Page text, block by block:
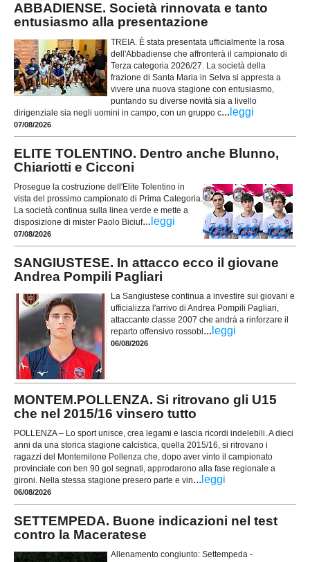
ABBADIENSE. Società rinnovata e tanto
entusiasmo alla presentazione
TREIA. È stata presentata ufficialmente la rosa
dell'Abbadiense che affronterà il campionato di
Terza categoria 2026/27. La società della
frazione di Santa Maria in Selva si appresta a
vivere una nuova stagione con entusiasmo,
puntando su diverse novità sia a livello
dirigenziale sia negli uomini in campo, con un gruppo c... leggi
07/08/2026
ELITE TOLENTINO. Dentro anche Blunno,
Chiariotti e Cicconi
Prosegue la costruzione dell'Elite Tolentino in
vista del prossimo campionato di Prima Categoria.
La società continua sulla linea verde e mette a
disposizione di mister Paolo Biciuf... leggi
07/08/2026
SANGIUSTESE. In attacco ecco il giovane
Andrea Pompili Pagliari
La Sangiustese continua a investire sui giovani e
ufficializza l'arrivo di Andrea Pompili Pagliari,
attaccante classe 2007 che andrà a rinforzare il
reparto offensivo rossobl ... leggi
06/08/2026
MONTEM.POLLENZA. Si ritrovano gli U15
che nel 2015/16 vinsero tutto
POLLENZA – Lo sport unisce, crea legami e lascia ricordi indelebili. A dieci
anni da una storica stagione calcistica, quella 2015/16, si ritrovano i
ragazzi del Montemilone Pollenza che, dopo aver vinto il campionato
provinciale con ben 90 gol segnati, approdarono alla fase regionale a
gironi. Nella stessa stagione presero parte e vin... leggi
06/08/2026
SETTEMPEDA. Buone indicazioni nel test
contro la Maceratese
Allenamento congiunto: Settempeda -